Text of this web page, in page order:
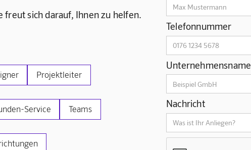
sich darauf, Ihnen zu helfen.
Projektleiter
Service Teams
Telefonnummer
Unternehmensname
Nachricht